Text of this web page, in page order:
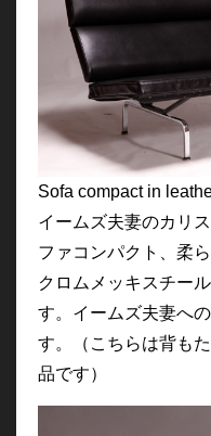
Sofa compact in
イームズ夫妻のカリ
ファコンパクト、柔
クロムメッキスチー
す。イームズ夫妻へ
す。（こちらは背も
品です）